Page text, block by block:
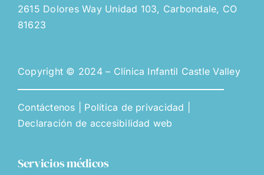
2615 Dolores Way Unidad 103, Carbondale, CO
81623
Copyright © 2024 – Clínica Infantil Castle Valley
Contáctenos Política de privacidad
Declaración de accesibilidad web
Servicios médicos